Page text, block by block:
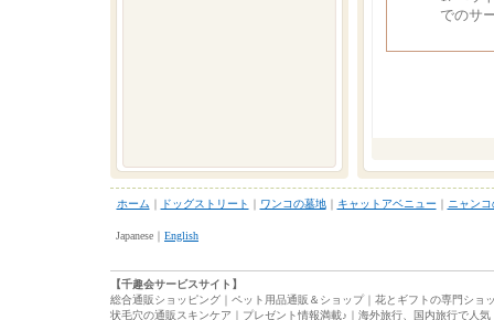
ホーム ｜ ドッグストリート ｜ ワンコの墓地｜ キャットアベニュー ｜ ニャン
Japanese｜ English
【千趣会サービスサイト】
総合通販ショッピング ｜ ペット用品通販＆ショップ｜ 花とギフトの専門ショ
状毛穴の通販スキンケア ｜ プレゼント情報満載♪ ｜ 海外旅行、国内旅行で人気